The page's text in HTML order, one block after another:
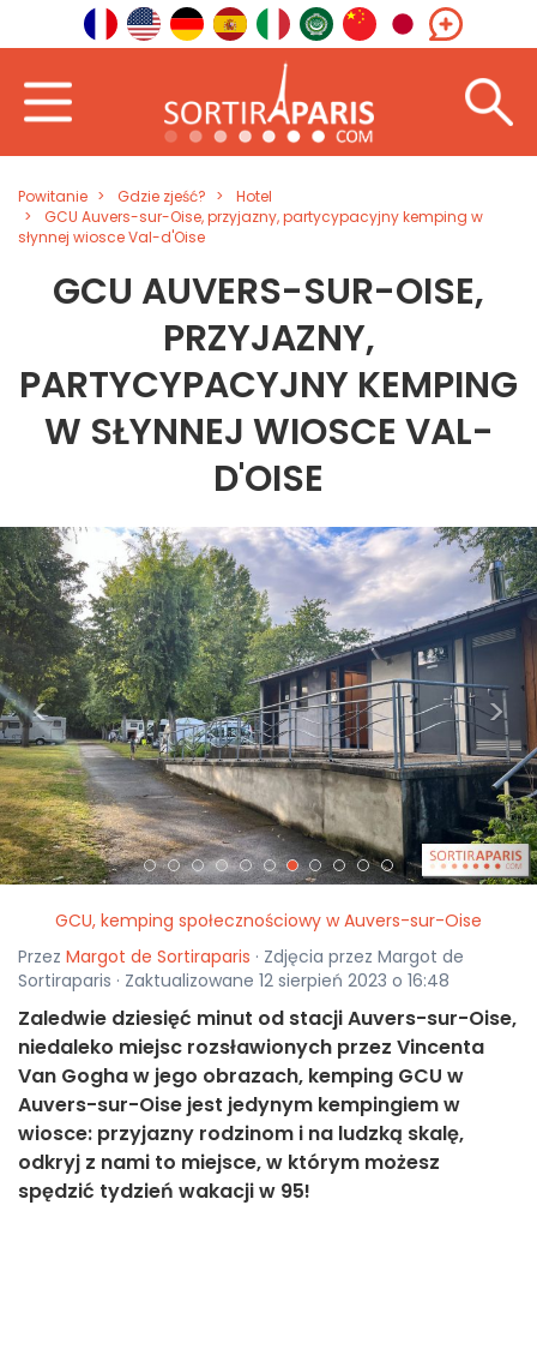
Powitanie Gdzie zjeść?
Hotel
GCU Auvers-sur-Oise, przyjazny, partycypacyjny kemping w
słynnej wiosce Val-d'Oise
GCU AUVERS-SUR-OISE,
PRZYJAZNY,
PARTYCYPACYJNY KEMPING
W SŁYNNEJ WIOSCE VAL-
D'OISE
< >
GCU, kemping społecznościowy w Auvers-sur-Oise
Przez Margot de Sortiraparis · Zdjęcia przez Margot de
Sortiraparis · Zaktualizowane 12 sierpień 2023 o 16:48
Zaledwie dziesięć minut od stacji Auvers-sur-Oise,
niedaleko miejsc rozsławionych przez Vincenta
Van Gogha w jego obrazach, kemping GCU w
Auvers-sur-Oise jest jedynym kempingiem w
wiosce: przyjazny rodzinom i na ludzką skalę,
odkryj z nami to miejsce, w którym możesz
spędzić tydzień wakacji w 95!